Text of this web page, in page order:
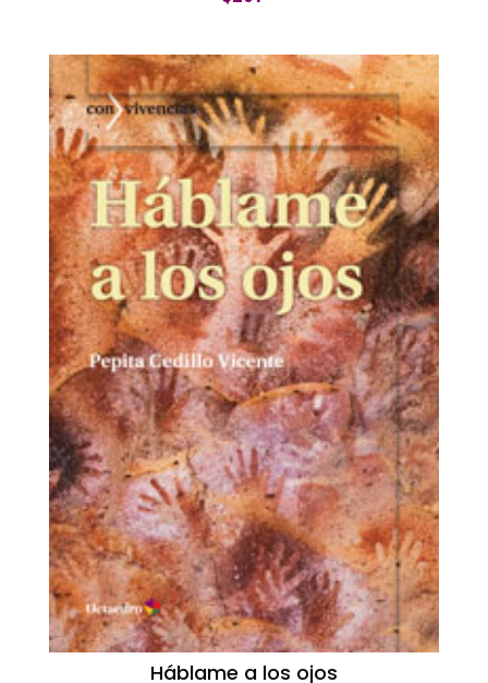
Háblame a los ojos